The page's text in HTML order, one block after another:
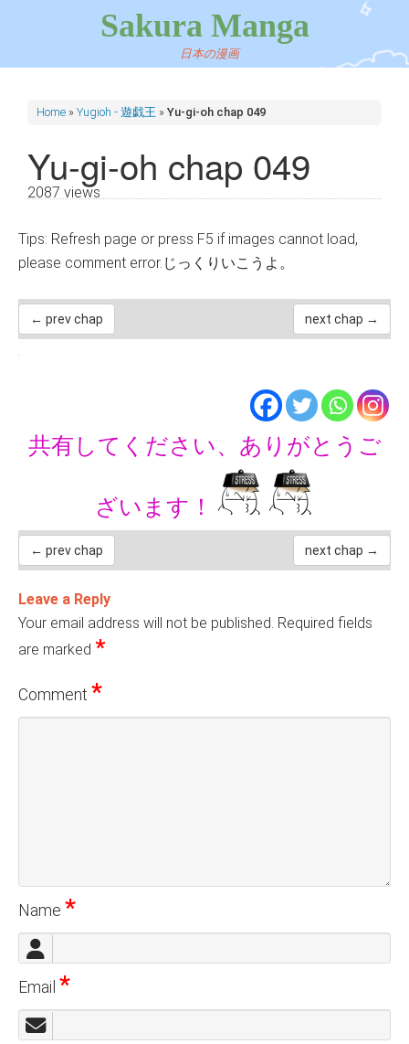
Sakura Manga
日本の漫画
Home » Yugioh - 遊戯王 » Yu-gi-oh chap 049
Yu-gi-oh chap 049
2087 views
Tips: Refresh page or press F5 if images cannot load,
please comment error.じっくりいこうよ。
← prev chap next chap →
共有してください、ありがとうご
ざいます！
← prev chap next chap →
Leave a Reply
Your email address will not be published. Required fields
are marked *
Comment *
Name *
Email *